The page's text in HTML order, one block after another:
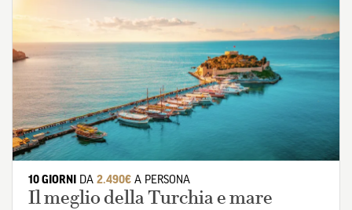
10 GIORNI DA 2.490€ A PERSONA
Il meglio della Turchia e mare